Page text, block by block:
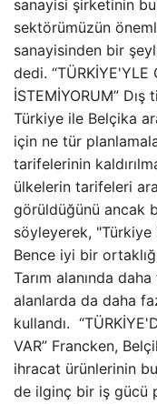
sanayisi şirketinin
sektörümüzün
sanayisinden bir
dedi. “TÜRKİYE'YLE
İSTEMİYORUM”
Türkiye ile Belçika
için ne tür
tarifelerinin
ülkelerin tarifeleri
görüldüğünü ancak
söyleyerek,
Bence iyi bir
Tarım alanında
alanlarda da daha
kullandı.
VAR” Francken,
ihracat ürünlerinin
de ilginç bir iş gücü